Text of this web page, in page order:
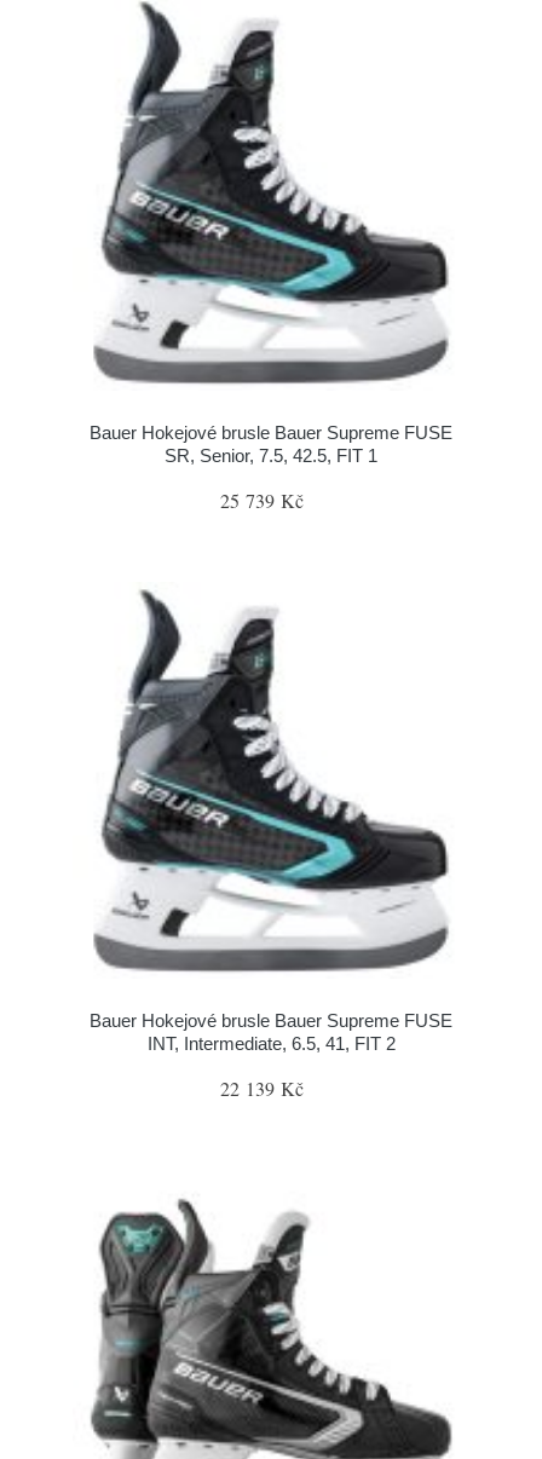
Bauer Hokejové brusle Bauer Supreme FUSE
SR, Senior, 7.5, 42.5, FIT 1
25 739 Kč
Bauer Hokejové brusle Bauer Supreme FUSE
INT, Intermediate, 6.5, 41, FIT 2
22 139 Kč